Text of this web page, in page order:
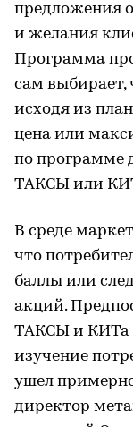
предложения
и желания
Программа
сам выбирает,
исходя из
цена или
по программе
ТАКСЫ или
В среде
что
баллы или
акций.
ТАКСЫ и КИТа
изучение
ушел
директор